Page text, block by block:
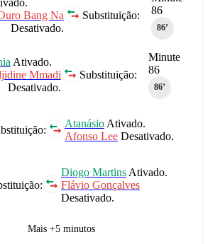
86
86‎’‎
Substituição:
Bang Na
Desativado.
Minute
86
86‎’‎
Substituição:
Ativado.
Mmadi
Desativado.
Atanásio Ativado.
Afonso Lee Desativado.
Diogo MartinsAtivado.
Flávio Gonçalves
Desativado.
Mais +5 minutos